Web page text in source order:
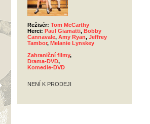
Režisér: Tom McCarthy
Herci: Paul Giamatti, Bobby
Cannavale, Amy Ryan, Jeffrey
Tambor, Melanie Lynskey
Zahraniční filmy,
Drama-DVD,
Komedie-DVD
NENÍ K PRODEJI